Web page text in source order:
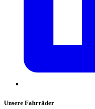
Unsere Fahrräder